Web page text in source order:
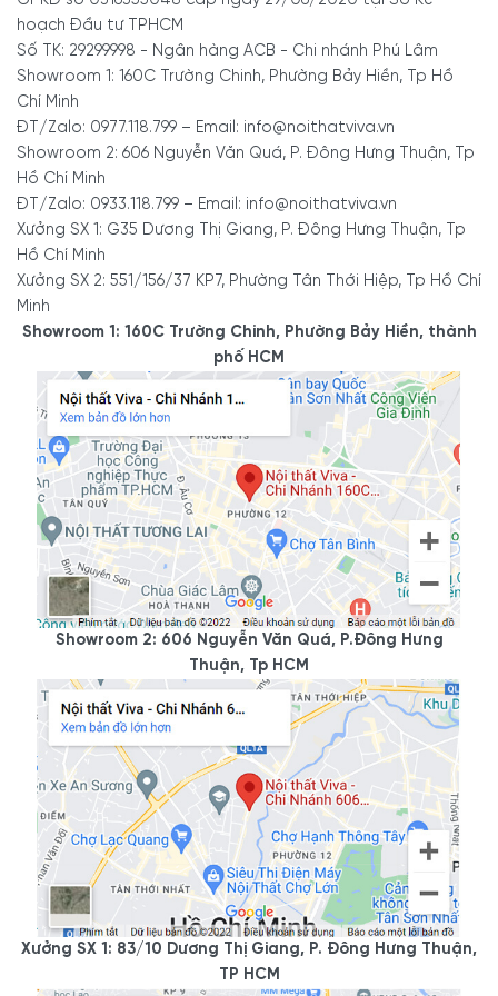
5. Kích thước linh hoạt
Bề mặt mẫu kệ tivi treo tường hiện đạicó thiết kế rộng rãi để
dùng làm điểm tựa kê đỡ vững chãi, chắc chắn. Với không gian
mặt kề này, bạn có thể tận dụng để được với những vật phẩm
trang trí để trang hoàng cho không gian thêm phần xinh xắn.
Xét về kích thước,
QLT-3119 được đánh giá là phù hợp với những không gian
không quá rộng rãi. Tuy có diện tích không lớn song sản phẩm
vẫn đủ không gian tiện nghi.
Ngoài kích thước tiêu chuẩn như hình ra, Nội thất Viva còn nhận
đặt hàng mẫu kệ tivi treo tường hiện đại theo nhu cầu. Chỉ cần
bạn cung cấp thông tin về kiểu dáng, kích thước và màu sắc kệ
tivi treo tường mong muốn, chúng tôi sẽ lên bảng vẽ thiết kế 3D
với chi phí 0 đồng. Nội thất Viva có xưởng sản xuất trực tiếp nên
việc điều chỉnh theo yêu cầu rất linh hoạt.
Việc đo kích thước chính xác là cần thiết vì điều đó sẽ giúp quý
khách hàng biết chắc chắn mẫu kệ tivi này có phù hợp với không
gian nhà hay không. Hoặc sản phẩm có thể vận chuyển được qua
cửa/cầu thang/hành lang/thang máy...
Nếu như bạn cũng yêu thích sự thời thượng và thanh lịch ởmẫu
kệ tivi treo tường phòng khách
này thì hãy bớt chút thời gian,
ghé ngay Nội thất Viva ngay hôm nay nhé.
6. Ưu điểm của Mẫu Kệ Tivi
Treo Tường Hiện Đại Cánh
Kính Cao Cấp KTV-3119
Nhắc đến ưu điểm của Mẫu Kệ Tivi Treo Tường Hiện Đại
có
thể kể đến như sau:
hoạch Đầu tư TPHCM
Số TK: 29299998 - Ngân hàng ACB - Chi nhánh Phú Lâm
Showroom 1: 160C Trường Chinh, Phường Bảy Hiền, Tp Hồ
Chí Minh
ĐT/Zalo: 0977.118.799 – Email: info@noithatviva.vn
Showroom 2: 606 Nguyễn Văn Quá, P. Đông Hưng Thuận, Tp
Hồ Chí Minh
ĐT/Zalo: 0933.118.799 – Email: info@noithatviva.vn
Xưởng SX 1: G35 Dương Thị Giang, P. Đông Hưng Thuận, Tp
Hồ Chí Minh
Xưởng SX 2: 551/156/37 KP7, Phường Tân Thới Hiệp, Tp Hồ Chí
Minh
Showroom 1: 160C Trường Chinh, Phường Bảy Hiền, thành
phố HCM
Showroom 2: 606 Nguyễn Văn Quá, P.Đông Hưng
Thuận, Tp HCM
Xưởng SX 1: 83/10 Dương Thị Giang, P. Đông Hưng Thuận,
TP HCM